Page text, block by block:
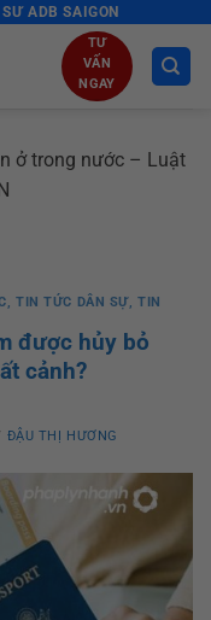
ADB SAIGON
TƯ
VẤN
NGAY
ở trong nước – Luật
,TIN TỨC DÂN SỰ, TIN
được hủy bỏ
cảnh?
ĐẬU THỊ HƯƠNG